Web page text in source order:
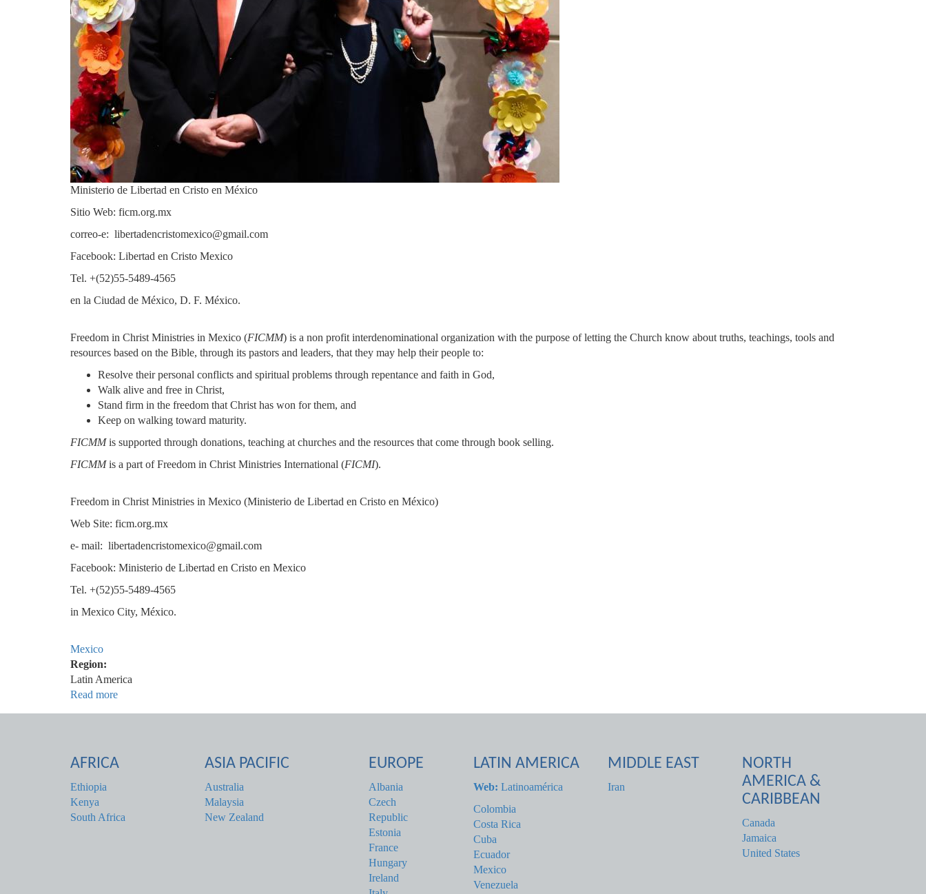
Ministerio de Libertad en Cristo en México
Sitio Web: ficm.org.mx
correo-e: libertadencristomexico@gmail.com
Facebook: Libertad en Cristo Mexico
Tel. +(52)55-5489-4565
en la Ciudad de México, D. F. México.
Freedom in Christ Ministries in Mexico (FICMM) is a non profit interdenominational organization with the purpose of letting the Church know about truths, teachings, tools and
resources based on the Bible, through its pastors and leaders, that they may help their people to:
Resolve their personal conflicts and spiritual problems through repentance and faith in God,
Walk alive and free in Christ,
Stand firm in the freedom that Christ has won for them, and
Keep on walking toward maturity.
FICMMis supported through donations, teaching at churches and the resources that come through book selling.
FICMMis a part of Freedom in Christ Ministries International (FICMI).
Freedom in Christ Ministries in Mexico (Ministerio de Libertad en Cristo en México)
Web Site: ficm.org.mx
e- mail: libertadencristomexico@gmail.com
Facebook: Ministerio de Libertad en Cristo en Mexico
Tel. +(52)55-5489-4565
in Mexico City, México.
Mexico
Region:
Latin America
Read more
AFRICA
Ethiopia
Kenya
South Africa
ASIA PACIFIC
Australia
Malaysia
New Zealand
EUROPE
Albania
Czech
Republic
Estonia
France
Hungary
Ireland
LATIN AMERICA
Web: Latinoamérica
Colombia
Costa Rica
Cuba
Ecuador
Mexico
Venezuela
MIDDLE EAST
Iran
NORTH
AMERICA &
CARIBBEAN
Canada
Jamaica
United States